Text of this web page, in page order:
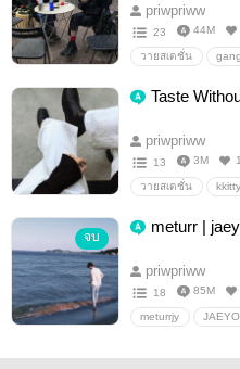
priwpriww
23 44M
วายสเตชั่น
Taste
priwpriww
13 3M
วายสเตชั่น
จบ
meturr |
priwpriww
18 85M
meturrjy